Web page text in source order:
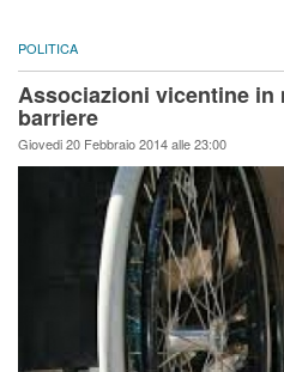
POLITICA
Associazioni vicentine in
barriere
Giovedi 20 Febbraio 2014 alle 23:00